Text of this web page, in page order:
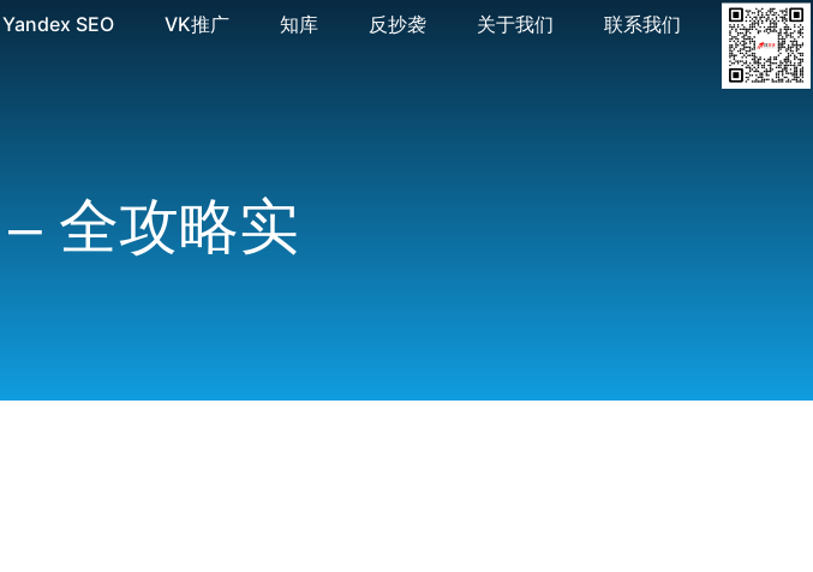
Yandex SEO VK推广 知库 反抄袭 关于我们 联系我们
全攻略实